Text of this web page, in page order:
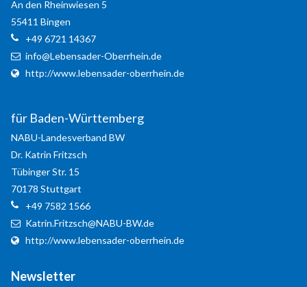
An den Rheinwiesen 5
55411 Bingen
+49 6721 14367
info@Lebensader-Oberrhein.de
http://www.lebensader-oberrhein.de
für Baden-Württemberg
NABU-Landesverband BW
Dr. Katrin Fritzsch
Tübinger Str. 15
70178 Stuttgart
+49 7582 1566
Katrin.Fritzsch@NABU-BW.de
http://www.lebensader-oberrhein.de
Newsletter
Send a copy of this email to me
Login
Passwort
Anmelden